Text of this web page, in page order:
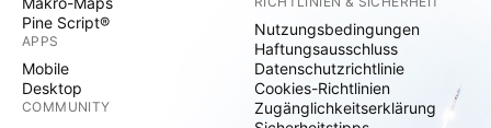
Pine Script®
APPS
Mobile
Desktop
COMMUNITY
Nutzungsbedingungen
Haftungsausschluss
Datenschutzrichtlinie
Cookies-Richtlinien
Zugänglichkeitserklärung